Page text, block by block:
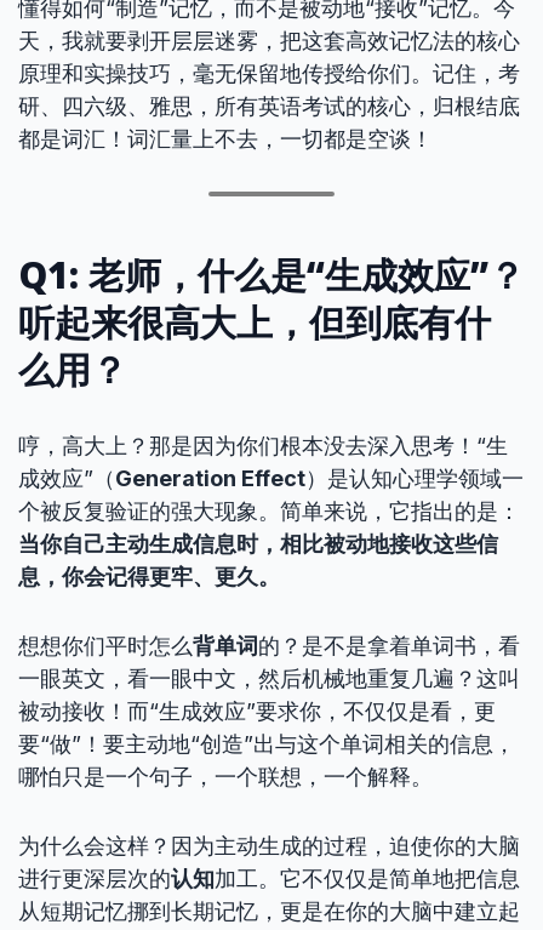
懂得如何“制造”记忆，而不是被动地“接收”记忆。今
天，我就要剥开层层迷雾，把这套高效记忆法的核心
原理和实操技巧，毫无保留地传授给你们。记住，考
研、四六级、雅思，所有英语考试的核心，归根结底
都是词汇！词汇量上不去，一切都是空谈！
Q1: 老师，什么是“生成效应”？
听起来很高大上，但到底有什
么用？
哼，高大上？那是因为你们根本没去深入思考！“生
成效应”（Generation Effect）是认知心理学领域一
个被反复验证的强大现象。简单来说，它指出的是：
当你自己主动生成信息时，相比被动地接收这些信
息，你会记得更牢、更久。
想想你们平时怎么背单词的？是不是拿着单词书，看
一眼英文，看一眼中文，然后机械地重复几遍？这叫
被动接收！而“生成效应”要求你，不仅仅是看，更
要“做”！要主动地“创造”出与这个单词相关的信息，
哪怕只是一个句子，一个联想，一个解释。
为什么会这样？因为主动生成的过程，迫使你的大脑
进行更深层次的认知加工。它不仅仅是简单地把信息
从短期记忆挪到长期记忆，更是在你的大脑中建立起